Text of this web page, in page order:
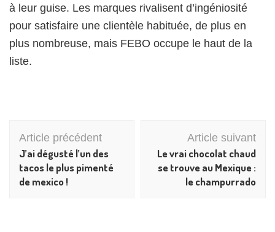
à leur guise. Les marques rivalisent d’ingéniosité
pour satisfaire une clientèle habituée, de plus en
plus nombreuse, mais FEBO occupe le haut de la
liste.
Navigation
d'article
Article précédent
J’ai dégusté l’un des
tacos le plus pimenté
de mexico !
Article suivant
Le vrai chocolat chaud
se trouve au Mexique :
le champurrado